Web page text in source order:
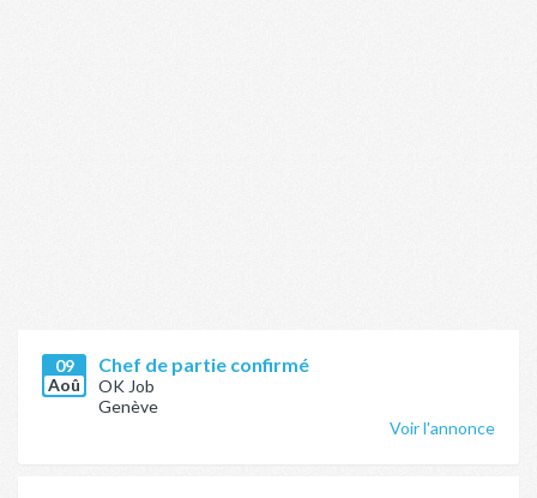
09
Aoû
Chef de partie confirmé
OK Job
Genève
Voir l'annonce